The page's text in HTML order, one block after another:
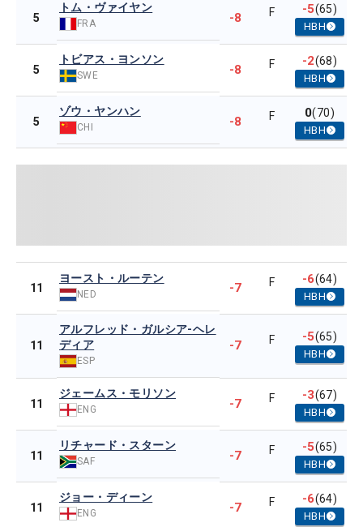
5
トム・ヴァイヤン
FRA -8 F -5(65)
HBH
5
トビアス・ヨンソン
SWE -8 F -2(68)
HBH
5
ゾウ・ヤンハン
CHI -8 F 0(70)
HBH
11
ヨースト・ルーテン
NED -7 F -6(64)
HBH
11
アルフレッド・ガルシア-ヘレ
ディア
ESP
-7 F -5(65)
HBH
11
ジェームス・モリソン
ENG -7 F -3(67)
HBH
11
リチャード・スターン
SAF -7 F -5(65)
HBH
11
ジョー・ディーン
ENG -7 F -6(64)
HBH